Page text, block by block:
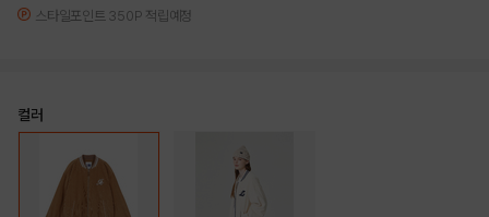
스타일포인트 350P 적립예정
컬러